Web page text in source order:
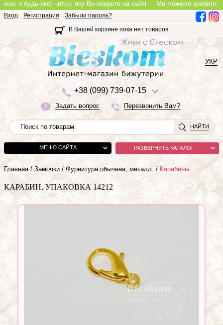
з будь-якої нитки, яку Ви оберете на сайті.Ми можемо зробити
Вход Регистрация
Забыли пароль?
В Вашей корзине пока нет товаров
+38 (099) 739-07-15
Задать вопрос Перезвонить Вам?
УКР
НАЙТИ
МЕНЮ САЙТА РАЗВЕРНУТЬ КАТАЛОГ
Главная / Замочки / Фурнитура обычная, металл. / Карабины
КАРАБИН, УПАКОВКА 14212